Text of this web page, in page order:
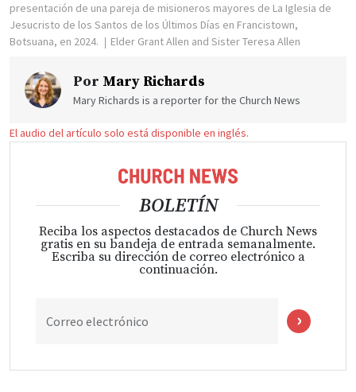
presentación de una pareja de misioneros mayores de La Iglesia de
Jesucristo de los Santos de los Últimos Días en Francistown,
Botsuana, en 2024.
Elder Grant Allen and Sister Teresa Allen
Por Mary Richards
Mary Richards is a reporter for the Church News
El audio del artículo solo está disponible en inglés.
BOLETÍN
Reciba los aspectos destacados de Church News
gratis en su bandeja de entrada semanalmente.
Escriba su dirección de correo electrónico a
continuación.
Correo electrónico